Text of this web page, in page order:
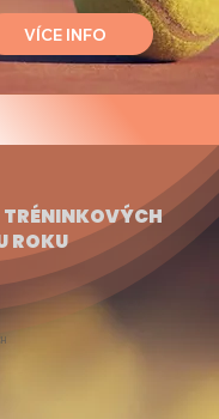
VÍCE INFO
TRÉNINKOVÝCH
ROKU